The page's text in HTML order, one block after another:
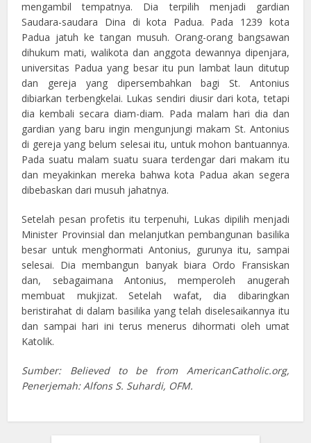
mengambil tempatnya. Dia terpilih menjadi gardian
Saudara-saudara Dina di kota Padua. Pada 1239 kota
Padua jatuh ke tangan musuh. Orang-orang bangsawan
dihukum mati, walikota dan anggota dewannya dipenjara,
universitas Padua yang besar itu pun lambat laun ditutup
dan gereja yang dipersembahkan bagi St. Antonius
dibiarkan terbengkelai. Lukas sendiri diusir dari kota, tetapi
dia kembali secara diam-diam. Pada malam hari dia dan
gardian yang baru ingin mengunjungi makam St. Antonius
di gereja yang belum selesai itu, untuk mohon bantuannya.
Pada suatu malam suatu suara terdengar dari makam itu
dan meyakinkan mereka bahwa kota Padua akan segera
dibebaskan dari musuh jahatnya.
Setelah pesan profetis itu terpenuhi, Lukas dipilih menjadi
Minister Provinsial dan melanjutkan pembangunan basilika
besar untuk menghormati Antonius, gurunya itu, sampai
selesai. Dia membangun banyak biara Ordo Fransiskan
dan, sebagaimana Antonius, memperoleh anugerah
membuat mukjizat. Setelah wafat, dia dibaringkan
beristirahat di dalam basilika yang telah diselesaikannya itu
dan sampai hari ini terus menerus dihormati oleh umat
Katolik.
Sumber: Believed to be from AmericanCatholic.org,
Penerjemah: Alfons S. Suhardi, OFM.